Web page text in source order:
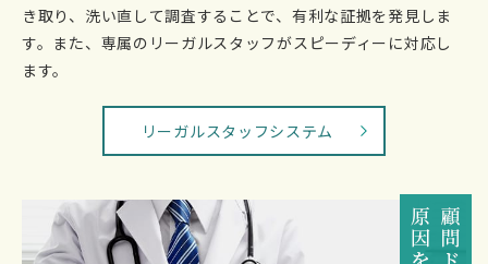
き取り、洗い直して調査することで、有利な証拠を発見しま
す。また、専属のリーガルスタッフがスピーディーに対応し
ます。
リーガルスタッフシステム